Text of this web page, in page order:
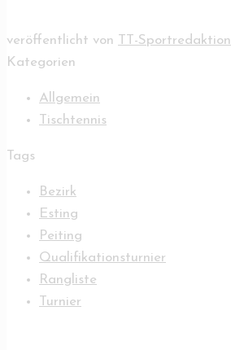
veröffentlicht von TT-Sportredaktion
Kategorien
Allgemein
Tischtennis
Tags
Bezirk
Esting
Peiting
Qualifikationsturnier
Rangliste
Turnier